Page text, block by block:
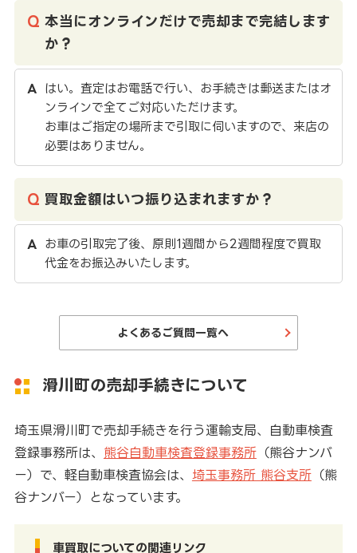
本当にオンラインだけで売却まで完結します
か？
はい。査定はお電話で行い、お手続きは郵送またはオ
ンラインで全てご対応いただけます。
お車はご指定の場所まで引取に伺いますので、来店の
必要はありません。
買取金額はいつ振り込まれますか？
お車の引取完了後、原則1週間から2週間程度で買取
代金をお振込みいたします。
よくあるご質問一覧へ
滑川町の売却手続きについて
埼玉県滑川町で売却手続きを行う運輸支局、自動車検査
登録事務所は、 熊谷自動車検査登録事務所（熊谷ナンバ
ー）で、軽自動車検査協会は、 埼玉事務所 熊谷支所（熊
谷ナンバー）となっています。
車買取についての関連リンク